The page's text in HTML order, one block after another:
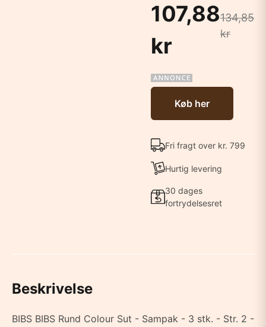
107,88
kr
134,85
kr
Køb her
Fri fragt over kr. 799
Hurtig levering
30 dages
fortrydelsesret
Beskrivelse
BIBS BIBS Rund Colour Sut - Sampak - 3 stk. - Str. 2 -